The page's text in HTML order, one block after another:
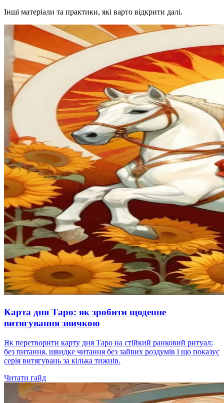
Інші матеріали та практики, які варто відкрити далі.
Карта дня Таро: як зробити щоденне
витягування звичкою
Як перетворити карту дня Таро на стійкий ранковий ритуал:
без питання, швидке читання без зайвих роздумів і що показує
серія витягувань за кілька тижнів.
Читати гайд